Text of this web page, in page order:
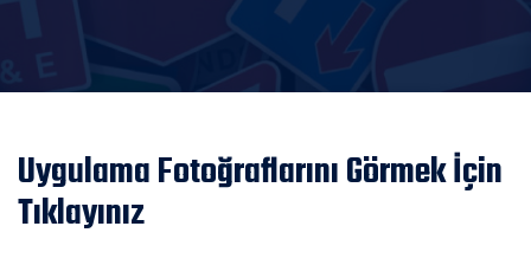
Uygulama Fotoğraflarını Görmek İçin
Tıklayınız